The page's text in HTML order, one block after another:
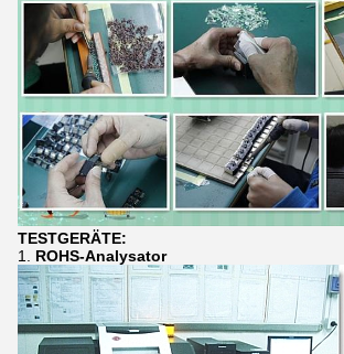
TESTGERÄTE:
1. ROHS-Analysator